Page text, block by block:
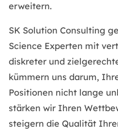
erweitern.
SK Solution Consulting
Science Experten mit
diskreter und
kümmern uns darum,
Positionen nicht lange
stärken wir Ihren
steigern die Qualität